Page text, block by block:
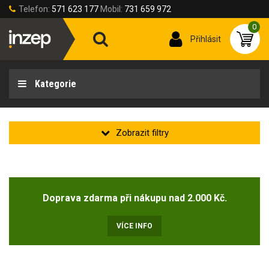
Telefon: 571 623 177 Mobil: 731 659 972
Přihlásit
0
Kategorie
Doprava zdarma při nákupu nad 2.000 Kč.
VÍCE INFO